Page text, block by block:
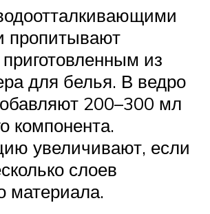
пропитывают
из
для белья. В ведро
200–300 мл
компонента.
увеличивают, если
слоев
материала.